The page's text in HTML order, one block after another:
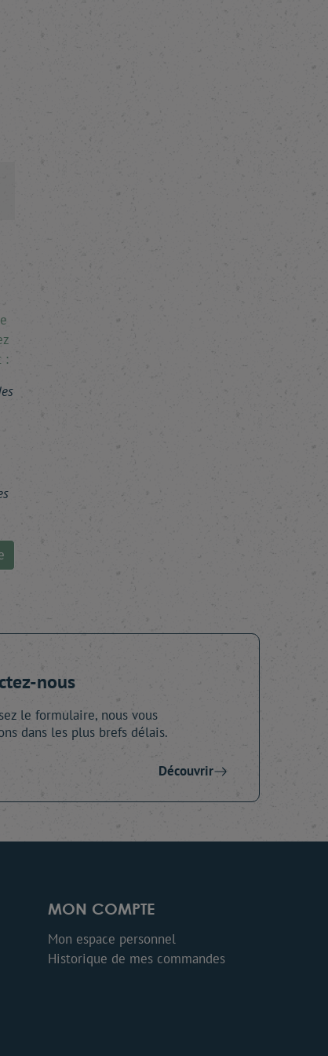
:
nous
le formulaire, nous vous
dans les plus brefs délais.
Découvrir
MON COMPTE
Mon espace personnel
Historique de mes commandes